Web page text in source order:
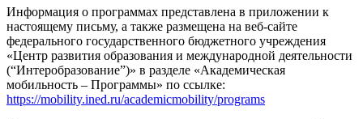
Информация о программах представлена в приложении к
настоящему письму, а также размещена на веб-сайте
федерального государственного бюджетного учреждения
«Центр развития образования и международной деятельности
(“Интеробразование”)» в разделе «Академическая
мобильность – Программы» по ссылке:
https://mobility.ined.ru/academicmobility/programs